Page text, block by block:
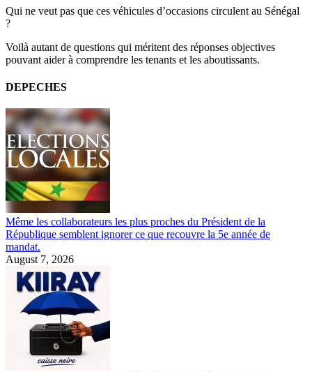
Qui ne veut pas que ces véhicules d’occasions circulent au Sénégal
?
Voilà autant de questions qui méritent des réponses objectives
pouvant aider à comprendre les tenants et les aboutissants.
DEPECHES
Même les collaborateurs les plus proches du Président de la
République semblent ignorer ce que recouvre la 5e année de
mandat.
August 7, 2026